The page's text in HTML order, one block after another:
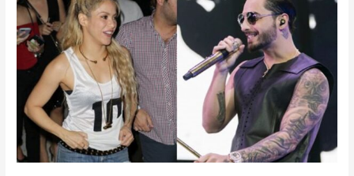
y
Maluma
se
unieron
nuevamente
para
estrenar
la
canción
‘Trap’